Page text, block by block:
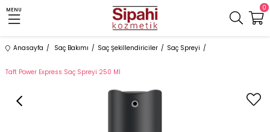
MENU 0
Anasayfa Saç Bakımı Saç Şekillendiriciler Saç Spreyi
Taft Power Express Saç Spreyi 250 Ml